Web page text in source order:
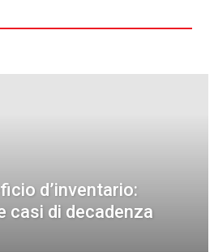
d’inventario:
casi di decadenza